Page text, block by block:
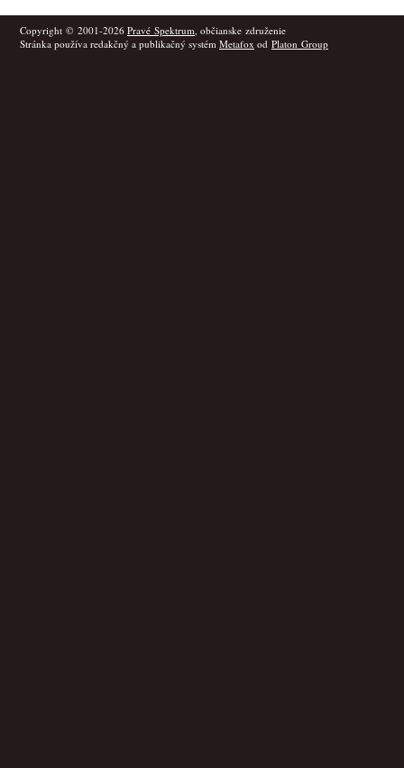
Copyright © 2001-2026 Pravé Spektrum, občianske združenie
Stránka používa redakčný a publikačný systém Metafox od Platon Group